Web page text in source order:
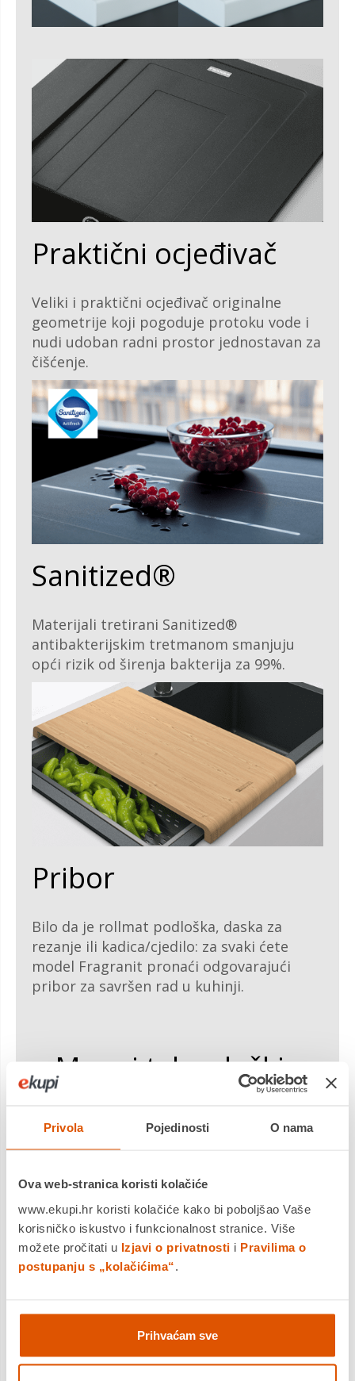
Privola Pojedinosti O nama
Ova web-stranica koristi kolačiće
www.ekupi.hr koristi kolačiće kako bi poboljšao Vaše
korisničko iskustvo i funkcionalnost stranice. Više
možete pročitati u Izjavi o privatnosti i Pravilima o
postupanju s „kolačićima“
Prihvaćam sve
Praktični ocjeđivač
Veliki i praktični ocjeđivač originalne
geometrije koji pogoduje protoku vode i
nudi udoban radni prostor jednostavan za
čišćenje.
Sanitized®
Materijali tretirani Sanitized®
antibakterijskim tretmanom smanjuju
opći rizik od širenja bakterija za 99%.
Pribor
Bilo da je rollmat podloška, daska za
rezanje ili kadica/cjedilo: za svaki ćete
model Fragranit pronaći odgovarajući
pribor za savršen rad u kuhinji.
Mnogi tehnološki
dodaci, velike
prednosti za uživanje